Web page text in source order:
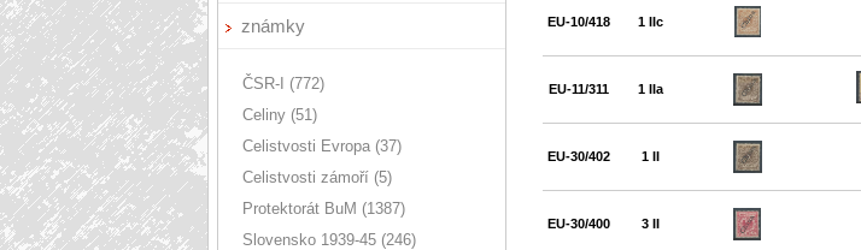
známky
ČSR-I (772)
Celiny (51)
Celistvosti Evropa (37)
Celistvosti zámoří (5)
Protektorát BuM (1387)
Slovensko 1939-45 (246)
EU-10/418 1 IIc
EU-11/311 1 IIa
EU-30/402 1 II
EU-30/400 3 II